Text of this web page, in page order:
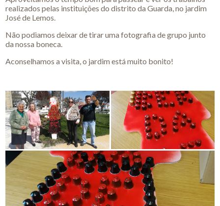
realizados pelas instituições do distrito da Guarda, no jardim
José de Lemos.
Não podiamos deixar de tirar uma fotografia de grupo junto
da nossa boneca.
Aconselhamos a visita, o jardim está muito bonito!